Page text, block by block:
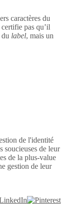
caractères du
pas qu’il
label, mais un
de l'identité
soucieuses de leur
de la plus-value
gestion de leur